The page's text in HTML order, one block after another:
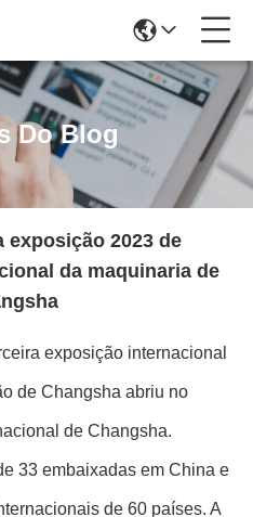
Do Blog
exposição 2023 de
da maquinaria de
exposição internacional
de Changsha abriu no
de Changsha.
33 embaixadas em China e
de 60 países. A